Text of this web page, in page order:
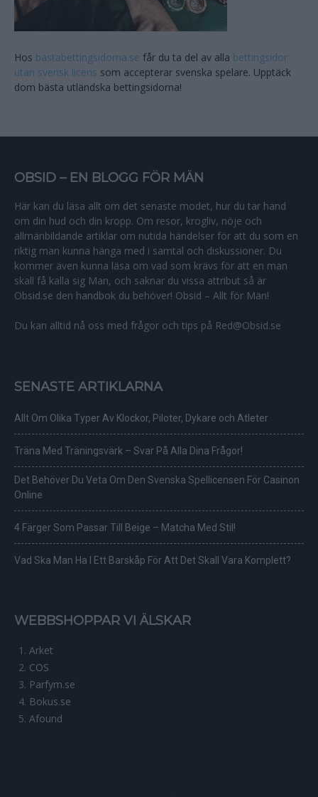
Hos bästabettingsidorna.se får du ta del av alla bettingsidor
utan svensk licens som accepterar svenska spelare. Upptäck
dom bästa utländska bettingsidorna!
OBSID – EN BLOGG FÖR MÄN
Här kan du läsa allt om det senaste modet, hur du tar hand
om din hud och din kropp. Om resor, krogliv, nöje och
allmänbildande artiklar om nutida händelser för att du som en
riktig man kunna hänga med i samtal och diskussioner. Du
kommer även kunna läsa om vad som krävs för att en man
skall få kalla sig Man, och saknar du vissa attribut så är
Obsid.se den handbok du behöver! Obsid – Allt för Män!
Du kan alltid nå oss med frågor och tips på Red@Obsid.se
SENASTE ARTIKLARNA
Allt Om Olika Typer Av Klockor, Piloter, Dykare och Atleter
Träna Med Träningsvärk – Svar På Alla Dina Frågor!
Det Behöver Du Veta Om Den Svenska Spellicensen För Casinon
Online
4 Färger Som Passar Till Beige – Matcha Med Stil!
Vad Ska Man Ha I Ett Barskåp För Att Det Skall Vara Komplett?
WEBBSHOPPAR VI ÄLSKAR
Arket
COS
Parfym.se
Bokus.se
Afound